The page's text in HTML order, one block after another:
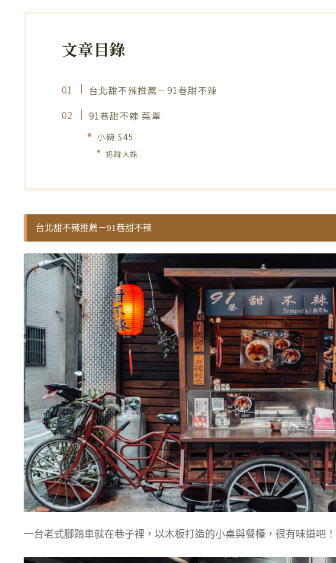
文章目錄
台北甜不辣推薦－91巷甜不辣
91巷甜不辣 菜單
小碗 $45
追蹤大妹
台北甜不辣推薦－91巷甜不辣
一台老式腳踏車就在巷子裡，以木板打造的小桌與餐檯，很有味道吧！